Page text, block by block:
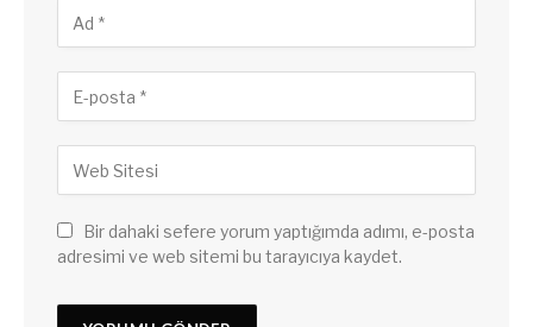
Bir dahaki sefere yorum yaptığımda adımı, e-posta
adresimi ve web sitemi bu tarayıcıya kaydet.